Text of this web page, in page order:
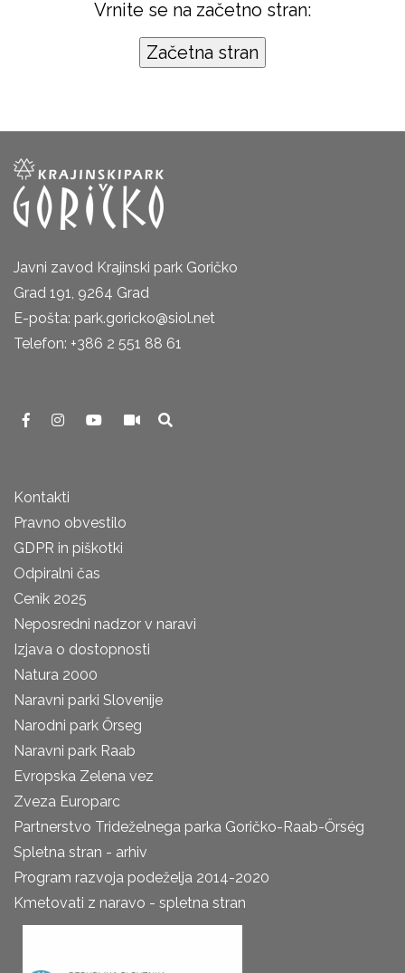
Vrnite se na začetno stran:
Javni zavod Krajinski park Goričko
Grad 191, 9264 Grad
E-pošta: park.goricko@siol.net
Telefon: +386 2 551 88 61
Kontakti
Pravno obvestilo
GDPR in piškotki
Odpiralni čas
Cenik 2025
Neposredni nadzor v naravi
Izjava o dostopnosti
Natura 2000
Naravni parki Slovenije
Narodni park Őrseg
Naravni park Raab
Evropska Zelena vez
Zveza Europarc
Partnerstvo Trideželnega parka Goričko-Raab-Őrség
Spletna stran - arhiv
Program razvoja podeželja 2014-2020
Kmetovati z naravo - spletna stran